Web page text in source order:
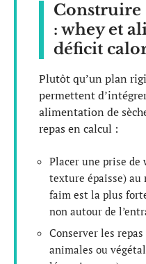
Construire
: whey et
déficit
Plutôt qu’un plan
permettent
alimentation de
repas en calcul :
Placer une prise de
texture épaisse) au
faim est la plus
non autour de
Conserver les
animales ou